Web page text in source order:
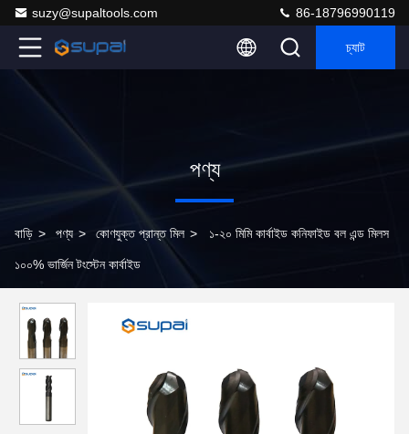
suzy@supaltools.com 86-18796990119
চ্যাট
পণ্য
বাড়ি > পণ্য > কোণযুক্ত প্রান্ত মিল > ১-২০ মিমি কার্বাইড কনিফাইড বল এন্ড মিলস
১০০% ভার্জিন টংস্টেন কার্বাইড